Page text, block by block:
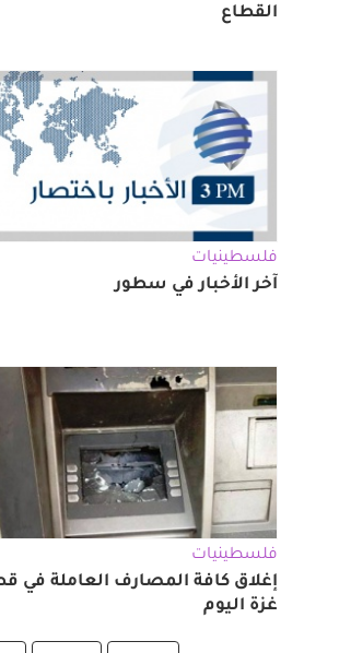
القطاع
فلسطينيات
آخر الأخبار في سطور
فلسطينيات
إغلاق كافة المصارف العاملة في
غزة اليوم